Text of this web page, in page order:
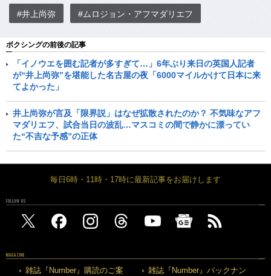
#井上尚弥 #ムロジョン・アフマダリエフ
ボクシングの前後の記事
「イノウエを囲む記者が多すぎて…」6年ぶり来日の英国人記者
が“井上尚弥”を堪能した名古屋の夜「6000マイルかけて日本に来
てよかった」
井上尚弥が言及「限界説」はなぜ拡散されたのか？ 不気味なアフ
マダリエフ、試合当日の波乱…マスコミの間で静かに漂ってい
た“不吉な予感”の正体
毎日6時・11時・17時に最新記事をお届けします
FOLLOW US
MAGAZINE
雑誌『Number』購読のご案
雑誌『Number』バックナン